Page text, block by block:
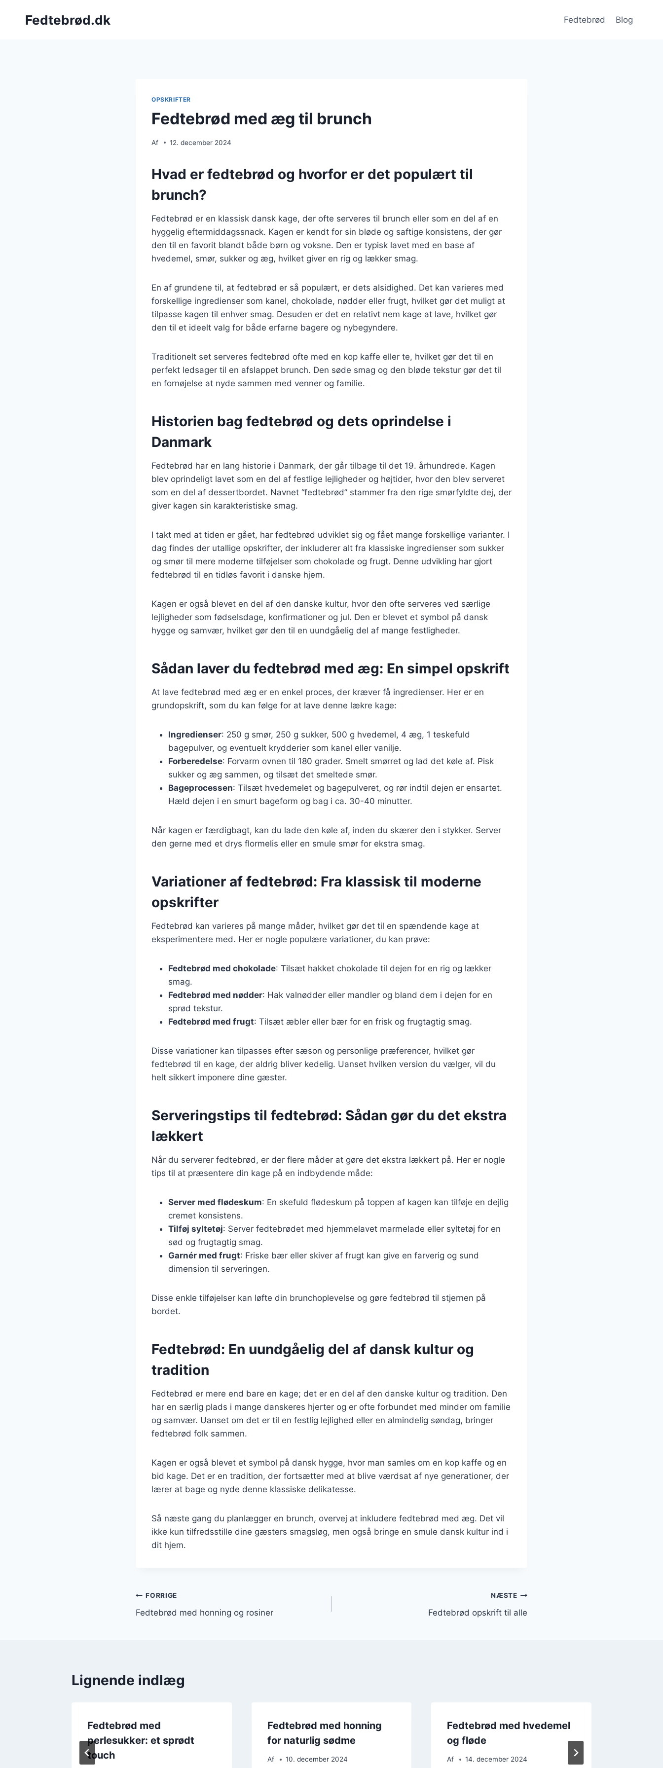
Fedtebrød.dk Fedtebrød Blog
OPSKRIFTER
Fedtebrød med æg til brunch
Af 12. december 2024
Hvad er fedtebrød og hvorfor er det populært til
brunch?
Fedtebrød er en klassisk dansk kage, der ofte serveres til brunch eller som en del af en
hyggelig eftermiddagssnack. Kagen er kendt for sin bløde og saftige konsistens, der gør
den til en favorit blandt både børn og voksne. Den er typisk lavet med en base af
hvedemel, smør, sukker og æg, hvilket giver en rig og lækker smag.
En af grundene til, at fedtebrød er så populært, er dets alsidighed. Det kan varieres med
forskellige ingredienser som kanel, chokolade, nødder eller frugt, hvilket gør det muligt at
tilpasse kagen til enhver smag. Desuden er det en relativt nem kage at lave, hvilket gør
den til et ideelt valg for både erfarne bagere og nybegyndere.
Traditionelt set serveres fedtebrød ofte med en kop kaffe eller te, hvilket gør det til en
perfekt ledsager til en afslappet brunch. Den søde smag og den bløde tekstur gør det til
en fornøjelse at nyde sammen med venner og familie.
Historien bag fedtebrød og dets oprindelse i
Danmark
Fedtebrød har en lang historie i Danmark, der går tilbage til det 19. århundrede. Kagen
blev oprindeligt lavet som en del af festlige lejligheder og højtider, hvor den blev serveret
som en del af dessertbordet. Navnet “fedtebrød” stammer fra den rige smørfyldte dej, der
giver kagen sin karakteristiske smag.
I takt med at tiden er gået, har fedtebrød udviklet sig og fået mange forskellige varianter. I
dag findes der utallige opskrifter, der inkluderer alt fra klassiske ingredienser som sukker
og smør til mere moderne tilføjelser som chokolade og frugt. Denne udvikling har gjort
fedtebrød til en tidløs favorit i danske hjem.
Kagen er også blevet en del af den danske kultur, hvor den ofte serveres ved særlige
lejligheder som fødselsdage, konfirmationer og jul. Den er blevet et symbol på dansk
hygge og samvær, hvilket gør den til en uundgåelig del af mange festligheder.
Sådan laver du fedtebrød med æg: En simpel opskrift
At lave fedtebrød med æg er en enkel proces, der kræver få ingredienser. Her er en
grundopskrift, som du kan følge for at lave denne lækre kage:
Ingredienser: 250 g smør, 250 g sukker, 500 g hvedemel, 4 æg, 1 teskefuld
bagepulver, og eventuelt krydderier som kanel eller vanilje.
Forberedelse: Forvarm ovnen til 180 grader. Smelt smørret og lad det køle af. Pisk
sukker og æg sammen, og tilsæt det smeltede smør.
Bageprocessen: Tilsæt hvedemelet og bagepulveret, og rør indtil dejen er ensartet.
Hæld dejen i en smurt bageform og bag i ca. 30-40 minutter.
Når kagen er færdigbagt, kan du lade den køle af, inden du skærer den i stykker. Server
den gerne med et drys flormelis eller en smule smør for ekstra smag.
Variationer af fedtebrød: Fra klassisk til moderne
opskrifter
Fedtebrød kan varieres på mange måder, hvilket gør det til en spændende kage at
eksperimentere med. Her er nogle populære variationer, du kan prøve:
Fedtebrød med chokolade: Tilsæt hakket chokolade til dejen for en rig og lækker
smag.
Fedtebrød med nødder: Hak valnødder eller mandler og bland dem i dejen for en
sprød tekstur.
Fedtebrød med frugt: Tilsæt æbler eller bær for en frisk og frugtagtig smag.
Disse variationer kan tilpasses efter sæson og personlige præferencer, hvilket gør
fedtebrød til en kage, der aldrig bliver kedelig. Uanset hvilken version du vælger, vil du
helt sikkert imponere dine gæster.
Serveringstips til fedtebrød: Sådan gør du det ekstra
lækkert
Når du serverer fedtebrød, er der flere måder at gøre det ekstra lækkert på. Her er nogle
tips til at præsentere din kage på en indbydende måde:
Server med flødeskum: En skefuld flødeskum på toppen af kagen kan tilføje en dejlig
cremet konsistens.
Tilføj syltetøj: Server fedtebrødet med hjemmelavet marmelade eller syltetøj for en
sød og frugtagtig smag.
Garnér med frugt: Friske bær eller skiver af frugt kan give en farverig og sund
dimension til serveringen.
Disse enkle tilføjelser kan løfte din brunchoplevelse og gøre fedtebrød til stjernen på
bordet.
Fedtebrød: En uundgåelig del af dansk kultur og
tradition
Fedtebrød er mere end bare en kage; det er en del af den danske kultur og tradition. Den
har en særlig plads i mange danskeres hjerter og er ofte forbundet med minder om familie
og samvær. Uanset om det er til en festlig lejlighed eller en almindelig søndag, bringer
fedtebrød folk sammen.
Kagen er også blevet et symbol på dansk hygge, hvor man samles om en kop kaffe og en
bid kage. Det er en tradition, der fortsætter med at blive værdsat af nye generationer, der
lærer at bage og nyde denne klassiske delikatesse.
Så næste gang du planlægger en brunch, overvej at inkludere fedtebrød med æg. Det vil
ikke kun tilfredsstille dine gæsters smagsløg, men også bringe en smule dansk kultur ind i
dit hjem.
Indlægsnavigation
FORRIGE
Fedtebrød med honning og rosiner
NÆSTE
Fedtebrød opskrift til alle
Lignende indlæg
Fedtebrød med
perlesukker: et sprødt
touch
Fedtebrød med honning
for naturlig sødme
Af 10. december 2024
Fedtebrød med hvedemel
og fløde
Af 14. december 2024